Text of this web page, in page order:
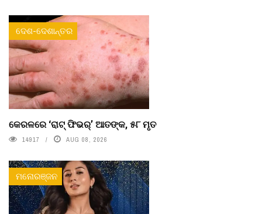
ଦେଶ-ଦେଶାନ୍ତର
କେରଳରେ ‘ରାଟ୍ ଫିଭର୍’ ଆତଙ୍କ, ୫୮ ମୃତ
14917 AUG 08, 2026
ମନୋରଞ୍ଜନ